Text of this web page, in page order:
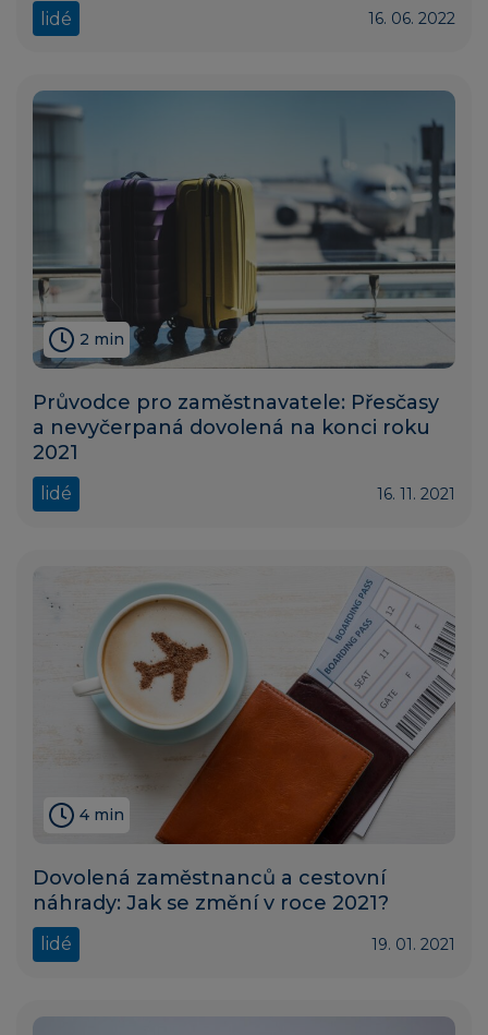
lidé 16. 06. 2022
2 min
Průvodce pro zaměstnavatele: Přesčasy
a nevyčerpaná dovolená na konci roku
2021
lidé 16. 11. 2021
4 min
Dovolená zaměstnanců a cestovní
náhrady: Jak se změní v roce 2021?
lidé 19. 01. 2021